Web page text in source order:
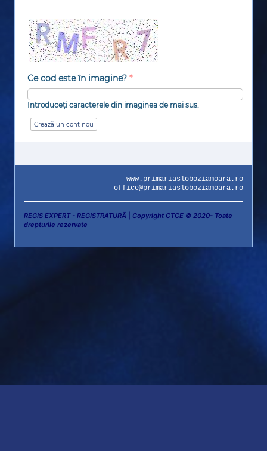
Ce cod este în imagine? *
Introduceți caracterele din imaginea de mai sus.
www.primariasloboziamoara.ro
office@primariasloboziamoara.ro
REGIS EXPERT - REGISTRATURĂ
Copyright CTCE © 2020- Toate
drepturile rezervate